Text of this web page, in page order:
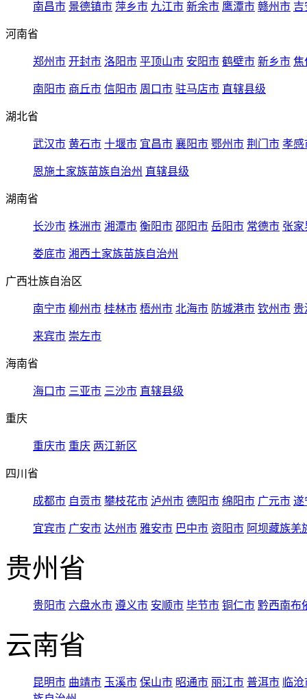
南昌市 景德镇市 萍乡市 九江市 新余市 鹰潭市 赣州市 吉
河南省
郑州市 开封市 洛阳市 平顶山市 安阳市 鹤壁市 新乡市 焦
南阳市 商丘市 信阳市 周口市 驻马店市 直辖县级
湖北省
武汉市 黄石市 十堰市 宜昌市 襄阳市 鄂州市 荆门市 孝感
恩施土家族苗族自治州 直辖县级
湖南省
长沙市 株洲市 湘潭市 衡阳市 邵阳市 岳阳市 常德市 张家
娄底市 湘西土家族苗族自治州
广西壮族自治区
南宁市 柳州市 桂林市 梧州市 北海市 防城港市 钦州市 贵
来宾市 崇左市
海南省
海口市 三亚市 三沙市 直辖县级
重庆
重庆市 重庆 两江新区
四川省
成都市 自贡市 攀枝花市 泸州市 德阳市 绵阳市 广元市 遂
宜宾市 广安市 达州市 雅安市 巴中市 资阳市 阿坝藏族羌
贵州省
贵阳市 六盘水市 遵义市 安顺市 毕节市 铜仁市 黔西南布
云南省
昆明市 曲靖市 玉溪市 保山市 昭通市 丽江市 普洱市 临